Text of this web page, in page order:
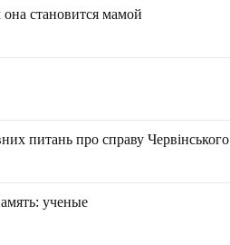
становится мамой
питань про справу Червінського
ученые